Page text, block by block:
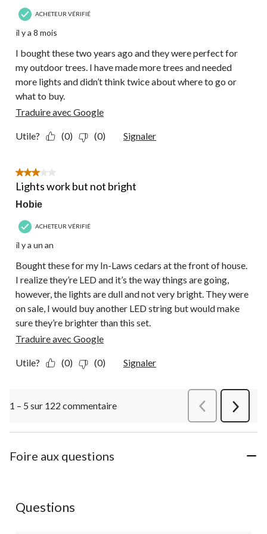
ACHETEUR VÉRIFIÉ
il y a 8 mois
I bought these two years ago and they were perfect for
my outdoor trees. I have made more trees and needed
more lights and didn’t think twice about where to go or
what to buy.
Traduire avec Google
Utile? (0) (0) Signaler
3 étoile(s) sur 5.
Lights work but not bright
Hobie
ACHETEUR VÉRIFIÉ
il y a un an
Bought these for my In-Laws cedars at the front of house.
I realize they’re LED and it’s the way things are going,
however, the lights are dull and not very bright. They were
on sale, I would buy another LED string but would make
sure they’re brighter than this set.
Traduire avec Google
Utile? (0) (0) Signaler
1 – 5 sur 122 commentaire
Suivant
Foire aux questions
Questions